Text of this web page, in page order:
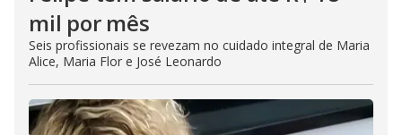
mil por mês
Seis profissionais se revezam no cuidado integral de Maria
Alice, Maria Flor e José Leonardo